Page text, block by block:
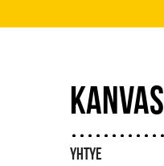
KANVAS
YHTYE